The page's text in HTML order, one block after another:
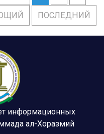
ПОСЛЕДНИЙ
информационных
ал-Хоразмий